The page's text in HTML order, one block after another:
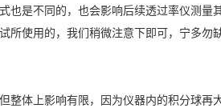
也是不同的，也会影响后续透过率仪测
使用的，我们稍微注意下即可，宁多勿缺
整体上影响有限，因为仪器内的积分球